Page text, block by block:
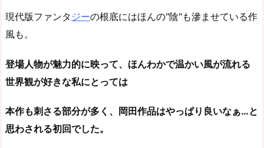
現代版ファンタ ジーの根底にはほんの"陰"も滲ませている作
風も。
登場人物が魅力的に映って、ほんわかで温かい風が流れる
世界観が好きな私にとっては
本作も刺さる部分が多く、岡田作品はやっぱり良いなぁ…と
思わされる初回でした。